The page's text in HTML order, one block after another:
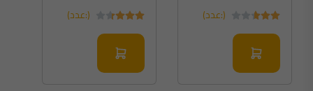
(:عدد) (:عدد)